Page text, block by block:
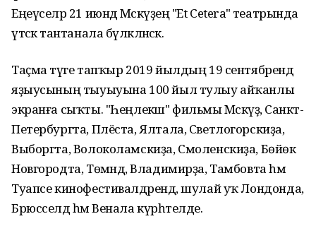
Еңеүселәр 21 июндә Мәскәүҙең "Et Cetera" театрында
үтәсәк тантанала бүләкләнәсәк.
Таҫма тәүге тапҡыр 2019 йылдың 19 сентябрендә
яҙыусының тыуыуына 100 йыл тулыу айҡанлы
экранға сыҡты. "Һеңлекәш" фильмы Мәскәүҙә, Санкт-
Петербургта, Плёста, Ялтала, Светлогорскиҙа,
Выборгта, Волоколамскиҙа, Смоленскиҙа, Бөйөк
Новгородта, Төмәндә, Владимирҙа, Тамбовта һәм
Туапсе кинофестивалдәрендә, шулай уҡ Лондонда,
Брюсселдә һәм Венала күрһәтелде.